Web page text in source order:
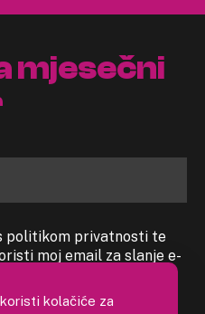
mjesečni
politikom privatnosti te
moj email za slanje e-
kolačiće za